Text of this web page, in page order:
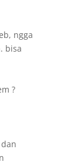
ngga
bisa
?